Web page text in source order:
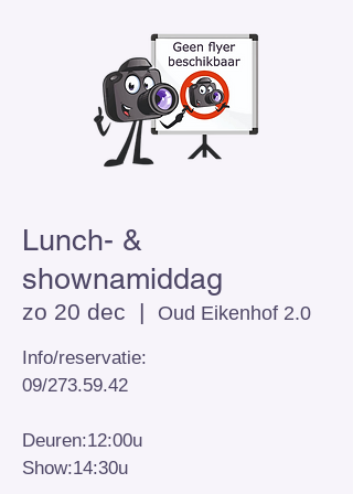
Lunch- &
shownamiddag
zo 20 dec
  |
Oud Eikenhof 2.0
Info/reservatie:
09/273.59.42
Deuren:12:00u
Show:14:30u